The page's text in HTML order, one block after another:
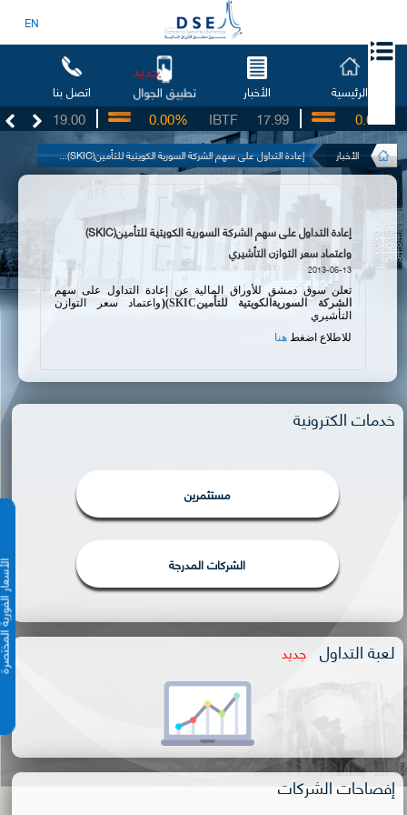
EN
الرئيسية الأخبار تطبيق الجوال
جديد
اتصل بنا
19.00 17.99
IBTF
0.00% 0.00%
الأخبار إعادة التداول على سهم الشركة السورية الكويتية للتأمين(SKIC)...
الأسعار
إعادة التداول على سهم الشركة السورية الكويتية للتأمين(SKIC)
واعتماد سعر التوازن التأشيري
2013-06-13
تعلن سوق دمشق للأوراق المالية عن إعادة التداول على سهم
الشركة السوريةالكويتية للتأمين(SKIC
)واعتماد سعر التوازن
التأشيري
للاطلاع اضغط هنا
خدمات الكترونية
مستثمرين
الشركات المدرجة
لعبة التداول جديد
إفصاحات الشركات